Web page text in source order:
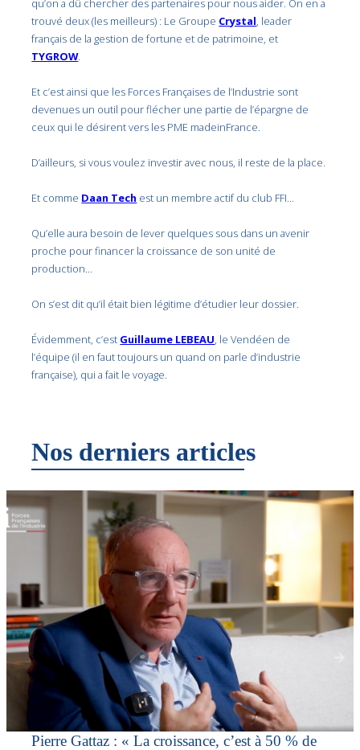
qu’on a dû chercher des partenaires pour nous aider. On en a
trouvé deux (les meilleurs) : Le Groupe Crystal, leader
français de la gestion de fortune et de patrimoine, et
TYGROW.
Et c’est ainsi que les Forces Françaises de l’Industrie sont
devenues un outil pour flécher une partie de l’épargne de
ceux qui le désirent vers les PME madeinFrance.
D’ailleurs, si vous voulez investir avec nous, il reste de la place.
Et comme Daan Tech est un membre actif du club FFI…
Qu’elle aura besoin de lever quelques sous dans un avenir
proche pour financer la croissance de son unité de
production…
On s’est dit qu’il était bien légitime d’étudier leur dossier.
Évidemment, c’est Guillaume LEBEAU, le Vendéen de
l’équipe (il en faut toujours un quand on parle d’industrie
française), qui a fait le voyage.
Nos derniers articles
Pierre Gattaz : « La croissance, c’est à 50 % de